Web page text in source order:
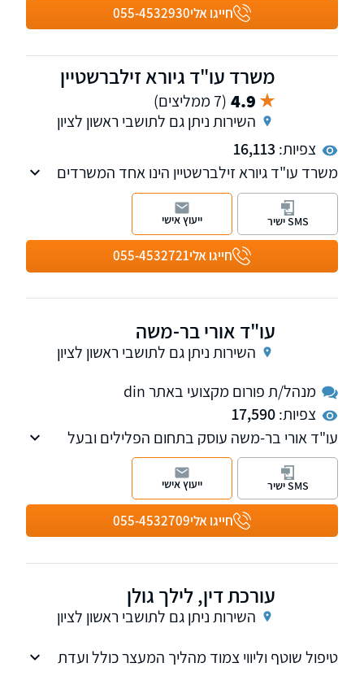
חייגו אלי055-4532930
משרד עו"ד גיורא זילברשטיין
4.9 (7 ממליצים)
השירות ניתן גם לתושבי ראשון לציון
צפיות: 16,113
משרד עו"ד גיורא זילברשטיין הינו אחד המשרדים
המובילים בתחום המשפט הפלילי. עו"ד גיורא
זילברשטיין בעל ניסיון רב בכל תחומי הענף הפלילי.
חייגו אלי055-4532721
SMS ישיר ייעוץ אישי
עו"ד אורי בר-משה
השירות ניתן גם לתושבי ראשון לציון
מנהל/ת פורום מקצועי באתר din
צפיות:17,590
עו"ד אורי בר-משה עוסק בתחום הפלילים ובעל
ניסיון רב בתחום. מנהל את המחלקה הפלילית
במשרד עו"ד בר-משה ושות'. מוסמך כמגשר ואף
מוסמך לייצג חיילים ואזרחים עובדי צה"ל בבתי דין
חייגו אלי055-4532709
SMS ישיר ייעוץ אישי
עורכת דין, לילך גולן
השירות ניתן גם לתושבי ראשון לציון
טיפול שוטף וליווי צמוד מהליך המעצר כולל ועדת